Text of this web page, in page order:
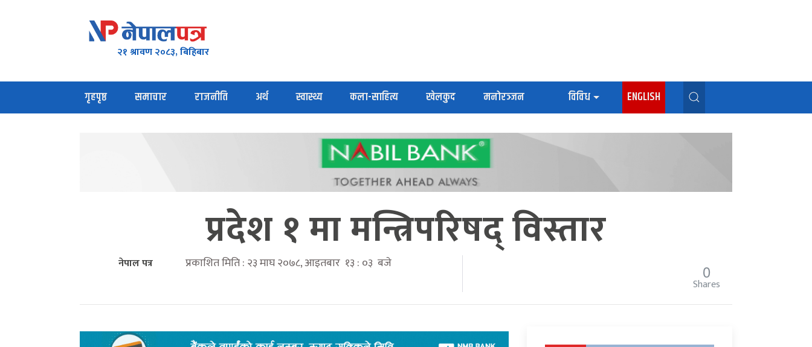
२१ श्रावण २०८३, बिहिबार
गृहपृष्ठ समाचार राजनीति अर्थ स्वास्थ्य कला-साहित्य खेलकुद मनोरञ्जन विविध ENGLISH
प्रदेश १ मा मन्त्रिपरिषद् विस्तार
नेपाल पत्र प्रकाशित मिति : २३ माघ २०७८, आइतबार १३ : ०३ बजे 0
Shares